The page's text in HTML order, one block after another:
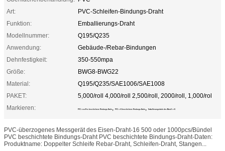
Art:
PVC-Schleifen-Bindungs-Draht
Funktion:
Emballierungs-Draht
Modellnummer:
Q195/Q235
Anwendung:
Gebäude-/Rebar-Bindungen
Dehnfestigkeit:
350-550mpa
Größe:
BWG8-BWG22
Material:
Q195/Q235/SAE1006/SAE1008
PAKET:
5,000/roll 4,000/roll 2,500/roll, 2000/roll, 1,000/rol
Markieren:
PVC 1000Pcs beschichtete Bindungs-Draht , PVC 17G beschichtete Bindungs-Draht , Emballierungsdraht des Metall 17G
PVC-überzogenes Messgerät des Eisen-Draht-16 500 oder 1000pcs/Bündel
PVC beschichtete Bindungs-Draht PVC beschichtete Bindungs-Draht-Daten:
Produktname: Doppelter Schleife Rebar-Draht, Schleifen-Draht, Stangen...